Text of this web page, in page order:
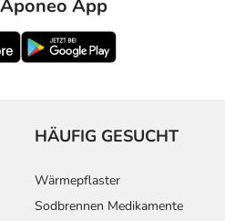
App
HÄUFIG GESUCHT
Wärmepflaster
Sodbrennen Medikamente